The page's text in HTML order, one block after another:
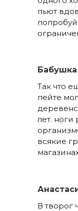
пьют
Бабушка
Так что
пейте
лет. ноги
всякие
В творог